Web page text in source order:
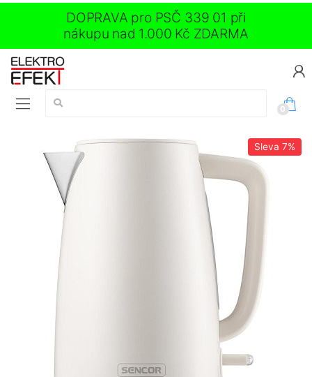
DOPRAVA pro PSČ 339 01 při
nákupu nad 1.000 Kč ZDARMA
Vyhledávání:
0
Sleva 7%